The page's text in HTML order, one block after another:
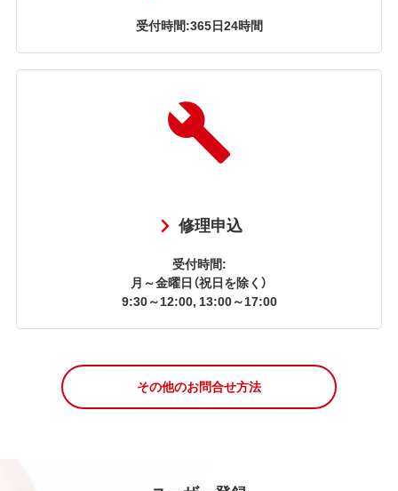
受付時間:365日24時間
修理申込
受付時間:
月～金曜日（祝日を除く）
9:30～12:00, 13:00～17:00
その他のお問合せ方法